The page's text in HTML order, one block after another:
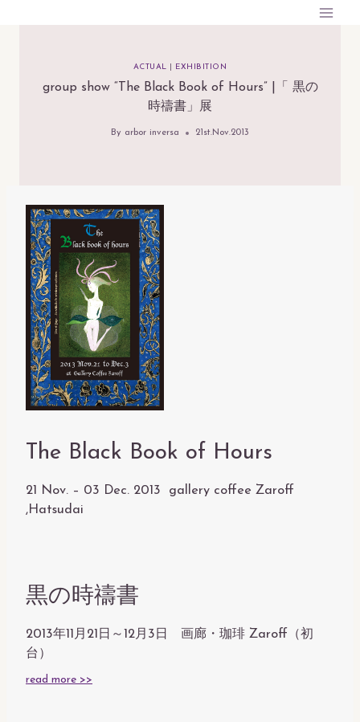
ACTUAL EXHIBITION
group show “The Black Book of Hours” |「 黒の
時禱書」展
By arbor inversa 21st.Nov.2013
The Black Book of Hours
21 Nov. – 03 Dec. 2013 gallery coffee Zaroff
,Hatsudai
黒の時禱書
2013年11月21日～12月3日 画廊・珈琲 Zaroff （初
台）
read more >>